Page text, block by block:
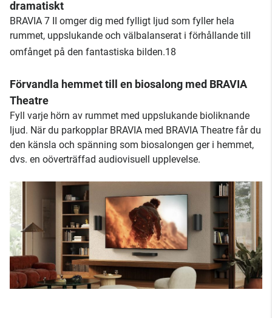
dramatiskt
BRAVIA 7 II omger dig med fylligt ljud som fyller hela
rummet, uppslukande och välbalanserat i förhållande till
omfånget på den fantastiska bilden.18
Förvandla hemmet till en biosalong med BRAVIA
Theatre
Fyll varje hörn av rummet med uppslukande bioliknande
ljud. När du parkopplar BRAVIA med BRAVIA Theatre får du
den känsla och spänning som biosalongen ger i hemmet,
dvs. en oöverträffad audiovisuell upplevelse.